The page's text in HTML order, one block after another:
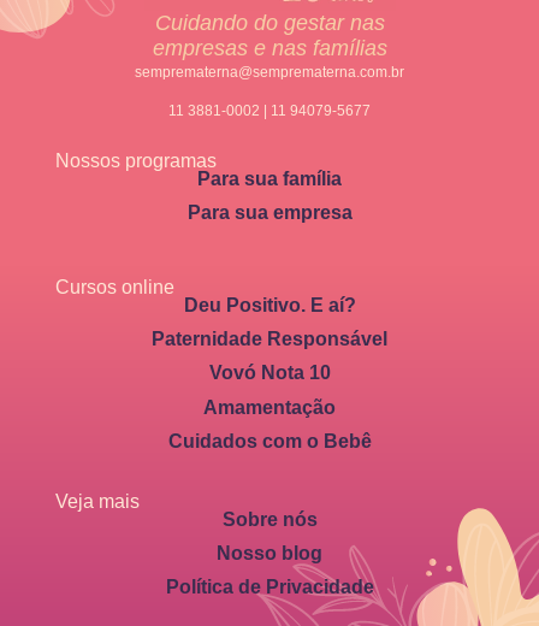
Cuidando do gestar nas
empresas e nas famílias
semprematerna@semprematerna.com.br
11 3881-0002 | 11 94079-5677
Nossos programas
Para sua família
Para sua empresa
Cursos online
Deu Positivo. E aí?
Paternidade Responsável
Vovó Nota 10
Amamentação
Cuidados com o Bebê
Veja mais
Sobre nós
Nosso blog
Política de Privacidade